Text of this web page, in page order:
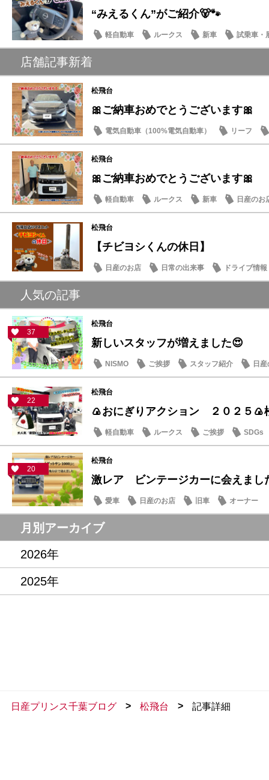
“みえるくん”がご紹介🐻🐾
軽自動車 ルークス 新車 試乗車・
店舗記事新着
松飛台
🎀ご納車おめでとうございます🎀
電気自動車（100%電気自動車） リーフ
松飛台
🎀ご納車おめでとうございます🎀
軽自動車 ルークス 新車 日産のお
松飛台
【チビヨシくんの休日】
日産のお店 日常の出来事 ドライブ情報
人気の記事
37
松飛台
新しいスタッフが増えました😍
NISMO ご挨拶 スタッフ紹介 日
22
松飛台
🍙おにぎりアクション ２０２５🍙
軽自動車 ルークス ご挨拶 SDGs
20
松飛台
激レア ビンテージカーに会えまし
愛車 日産のお店 旧車 オーナー
月別アーカイブ
2026年
2025年
日産プリンス千葉ブログ > 松飛台 > 記事詳細